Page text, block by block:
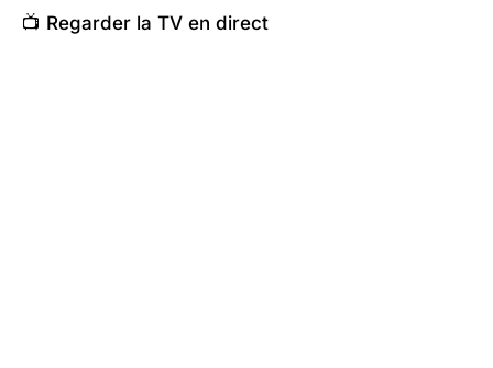
📺 Regarder la TV en direct